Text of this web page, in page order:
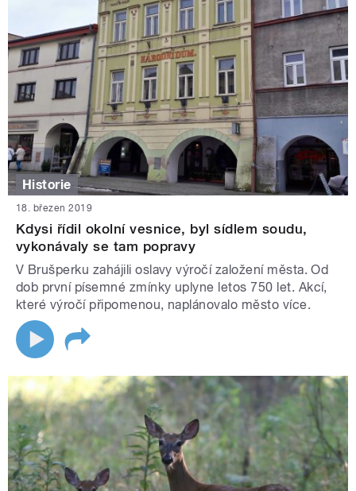
Historie
18. březen 2019
Kdysi řídil okolní vesnice, byl sídlem soudu,
vykonávaly se tam popravy
V Brušperku zahájili oslavy výročí založení města. Od
dob první písemné zmínky uplyne letos 750 let. Akcí,
které výročí připomenou, naplánovalo město více.